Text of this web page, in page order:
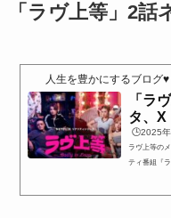
「ラヴ上等」2
人生を豊かにするブログ♥
「ラ
タ、X
羅】
🕒️2025
ラヴ上等の
ティ番組『